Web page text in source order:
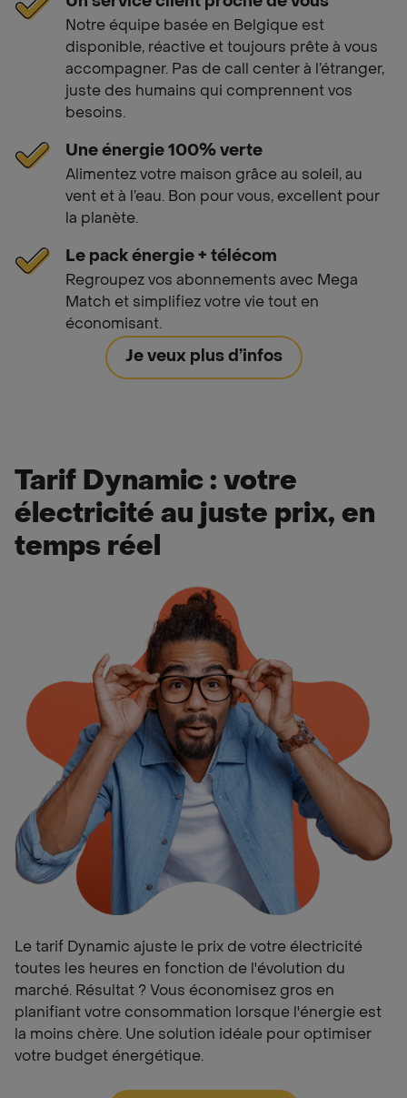
Notre équipe basée en Belgique est
disponible, réactive et toujours prête à vous
accompagner. Pas de call center à l’étranger,
juste des humains qui comprennent vos
besoins.
Une énergie 100% verte
Alimentez votre maison grâce au soleil, au
vent et à l’eau. Bon pour vous, excellent pour
la planète.
Le pack énergie + télécom
Regroupez vos abonnements avec Mega
Match et simplifiez votre vie tout en
économisant.
Je veux plus d’infos
Tarif Dynamic : votre
électricité au juste prix, en
temps réel
Le tarif Dynamic ajuste le prix de votre électricité
toutes les heures en fonction de l'évolution du
marché. Résultat ? Vous économisez gros en
planifiant votre consommation lorsque l'énergie est
la moins chère. Une solution idéale pour optimiser
votre budget énergétique.